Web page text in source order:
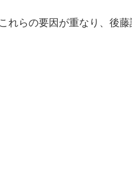
これらの要因が重なり、後